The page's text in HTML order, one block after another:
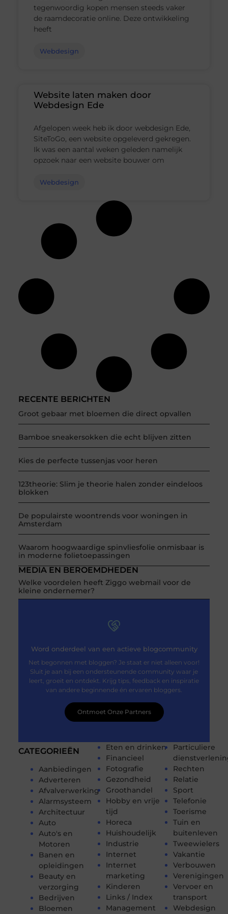
RECENTE BERICHTEN
Groot gebaar met bloemen die direct opvallen
Bamboe sneakersokken die echt blijven zitten
Kies de perfecte tussenjas voor heren
123theorie: Slim je theorie halen zonder eindeloos
blokken
De populairste woontrends voor woningen in
Amsterdam
Waarom hoogwaardige spinvliesfolie onmisbaar is
in moderne folietoepassingen
CATEGORIEËN
Aanbiedingen
Adverteren
Afvalverwerking
Alarmsysteem
Architectuur
Auto
Auto's en
Motoren
Banen en
opleidingen
Beauty en
verzorging
Bedrijven
Bloemen
Eten en drinken
Financieel
Fotografie
Gezondheid
Groothandel
Hobby en vrije
tijd
Horeca
Huishoudelijk
Industrie
Internet
Internet
marketing
Kinderen
Links / Index
Management
Particuliere
Rechten
Relatie
Sport
Telefonie
Toerisme
Tuin en
buitenleven
Tweewielers
Vakantie
Verbouwen
Verenigingen
Vervoer en
transport
Webdesign
MEDIA EN BEROEMDHEDEN
Welke voordelen heeft Ziggo webmail voor de
kleine ondernemer?
Word onderdeel van een actieve blogcommunity
Net begonnen met bloggen? Je staat er niet alleen voor!
Sluit je aan bij een ondersteunende community waar je
leert, groeit en ontdekt. Krijg tips, feedback en inspiratie
van andere beginnende én ervaren bloggers.
Ontmoet Onze Partners
tegenwoordig kopen mensen steeds vaker
de raamdecoratie online. Deze ontwikkeling
heeft
Webdesign
Website laten maken door
Webdesign Ede
Afgelopen week heb ik door webdesign Ede,
SiteToGo, een website opgeleverd gekregen.
Ik was een aantal weken geleden namelijk
opzoek naar een website bouwer om
Webdesign